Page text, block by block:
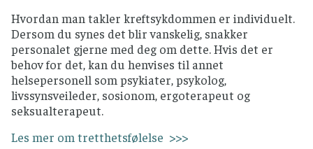
Hvordan man takler kreftsykdommen er individuelt.
Dersom du synes det blir vanskelig, snakker
personalet gjerne med deg om dette. Hvis det er
behov for det, kan du henvises til annet
helsepersonell som psykiater, psykolog,
livssynsveileder, sosionom, ergoterapeut og
seksualterapeut.
Les mer om tretthetsfølelse >>>